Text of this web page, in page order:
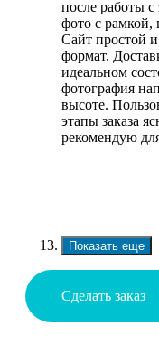
после работы с
фото с рамкой,
Сайт простой
формат.
идеальном
фотография
высоте.
этапы заказа
рекомендую
Показать еще
Сделать заказ